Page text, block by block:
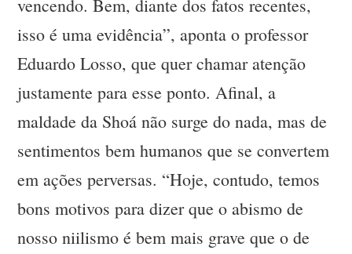
vencendo. Bem, diante dos fatos recentes,
isso é uma evidência”, aponta o professor
Eduardo Losso, que quer chamar atenção
justamente para esse ponto. Afinal, a
maldade da Shoá não surge do nada, mas de
sentimentos bem humanos que se convertem
em ações perversas. “Hoje, contudo, temos
bons motivos para dizer que o abismo de
nosso niilismo é bem mais grave que o de